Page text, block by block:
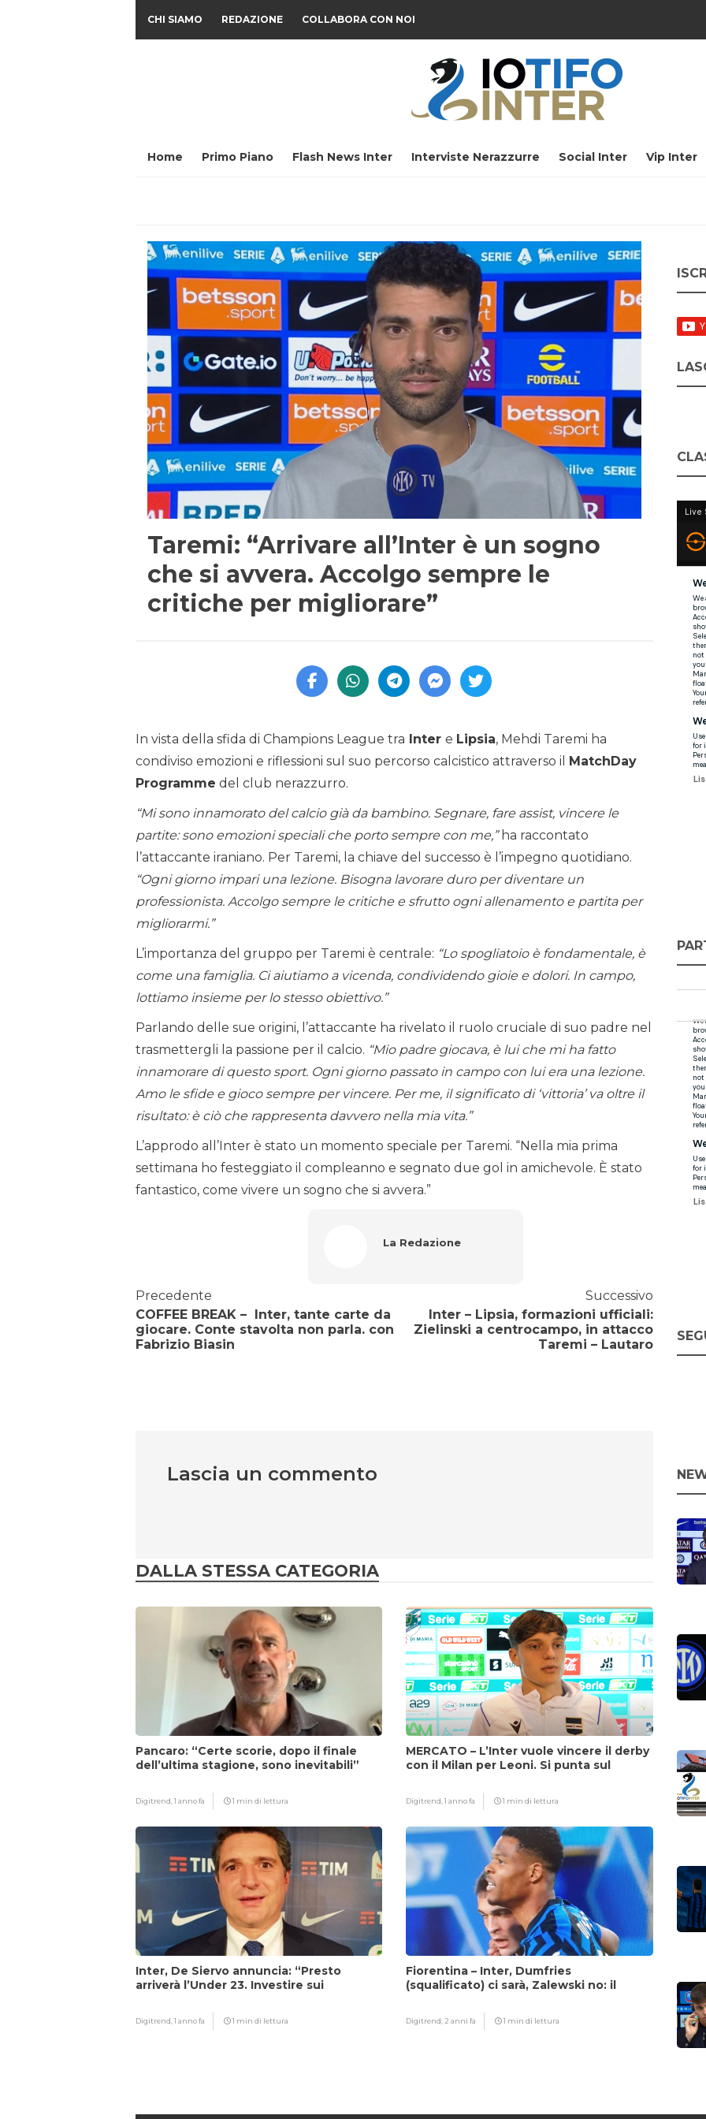
CHI SIAMO REDAZIONE COLLABORA CON NOI
Home Primo Piano Flash News Inter Interviste Nerazzurre Social Inter Vip Inter
Taremi: “Arrivare all’Inter è un sogno
che si avvera. Accolgo sempre le
critiche per migliorare”
In vista della sfida di Champions League tra Inter e Lipsia, Mehdi Taremi ha
condiviso emozioni e riflessioni sul suo percorso calcistico attraverso il
MatchDay
Programme del club nerazzurro.
“Mi sono innamorato del calcio già da bambino. Segnare, fare assist, vincere le
partite: sono emozioni speciali che porto sempre con me,”ha raccontato
l’attaccante iraniano. Per Taremi, la chiave del successo è l’impegno quotidiano.
“Ogni giorno impari una lezione. Bisogna lavorare duro per diventare un
professionista. Accolgo sempre le critiche e sfrutto ogni allenamento e partita per
migliorarmi.”
L’importanza del gruppo per Taremi è centrale: “Lo spogliatoio è fondamentale, è
come una famiglia. Ci aiutiamo a vicenda, condividendo gioie e dolori. In campo,
lottiamo insieme per lo stesso obiettivo.”
Parlando delle sue origini, l’attaccante ha rivelato il ruolo cruciale di suo padre nel
trasmettergli la passione per il calcio. “Mio padre giocava, è lui che mi ha fatto
innamorare di questo sport. Ogni giorno passato in campo con lui era una lezione.
Amo le sfide e gioco sempre per vincere. Per me, il significato di ‘vittoria’ va oltre il
risultato: è ciò che rappresenta davvero nella mia vita.”
L’approdo all’Inter è stato un momento speciale per Taremi. “Nella mia prima
settimana ho festeggiato il compleanno e segnato due gol in amichevole. È stato
fantastico, come vivere un sogno che si avvera.”
La Redazione
Precedente
COFFEE BREAK – Inter, tante carte da
giocare. Conte stavolta non parla. con
Fabrizio Biasin
Successivo
Inter – Lipsia, formazioni ufficiali:
Zielinski a centrocampo, in attacco
Taremi – Lautaro
Lascia un commento
DALLA STESSA CATEGORIA
Pancaro: “Certe scorie, dopo il finale
dell’ultima stagione, sono inevitabili”
Digitrend,1 anno fa 1 min di lettura
MERCATO – L’Inter vuole vincere il derby
con il Milan per Leoni. Si punta sul
Digitrend,1 anno fa 1 min di lettura
Inter, De Siervo annuncia: “Presto
arriverà l’Under 23. Investire sui
Digitrend,1 anno fa 1 min di lettura
Fiorentina – Inter, Dumfries
(squalificato) ci sarà, Zalewski no: il
Digitrend,2 anni fa 1 min di lettura